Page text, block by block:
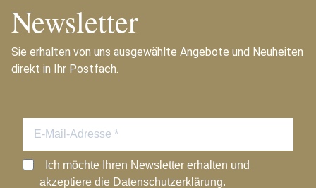
Newsletter
Sie erhalten von uns ausgewählte Angebote und Neuheiten
direkt in Ihr Postfach.
Ich möchte Ihren Newsletter erhalten und
akzeptiere die Datenschutzerklärung.